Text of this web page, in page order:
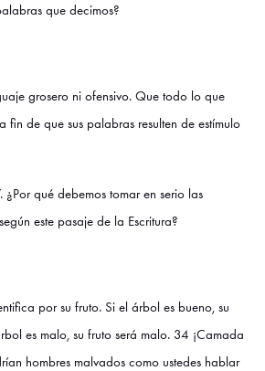
que decimos?
grosero ni ofensivo. Que todo lo que
fin de que sus palabras resulten de estímulo
qué debemos tomar en serio las
este pasaje de la Escritura?
por su fruto. Si el árbol es bueno, su
es malo, su fruto será malo. 34 ¡Camada
hombres malvados como ustedes hablar